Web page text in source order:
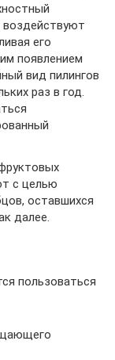
воздействуют
его
появлением
вид пилингов
раз в год.
с целью
оставшихся
далее.
пользоваться